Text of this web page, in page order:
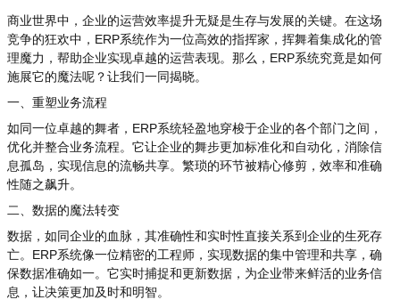
商业世界中，企业的运营效率提升无疑是生存与发展的关键。在这场
竞争的狂欢中，ERP系统作为一位高效的指挥家，挥舞着集成化的管
理魔力，帮助企业实现卓越的运营表现。那么，ERP系统究竟是如何
施展它的魔法呢？让我们一同揭晓。
一、重塑业务流程
如同一位卓越的舞者，ERP系统轻盈地穿梭于企业的各个部门之间，
优化并整合业务流程。它让企业的舞步更加标准化和自动化，消除信
息孤岛，实现信息的流畅共享。繁琐的环节被精心修剪，效率和准确
性随之飙升。
二、数据的魔法转变
数据，如同企业的血脉，其准确性和实时性直接关系到企业的生死存
亡。ERP系统像一位精密的工程师，实现数据的集中管理和共享，确
保数据准确如一。它实时捕捉和更新数据，为企业带来鲜活的业务信
息，让决策更加及时和明智。